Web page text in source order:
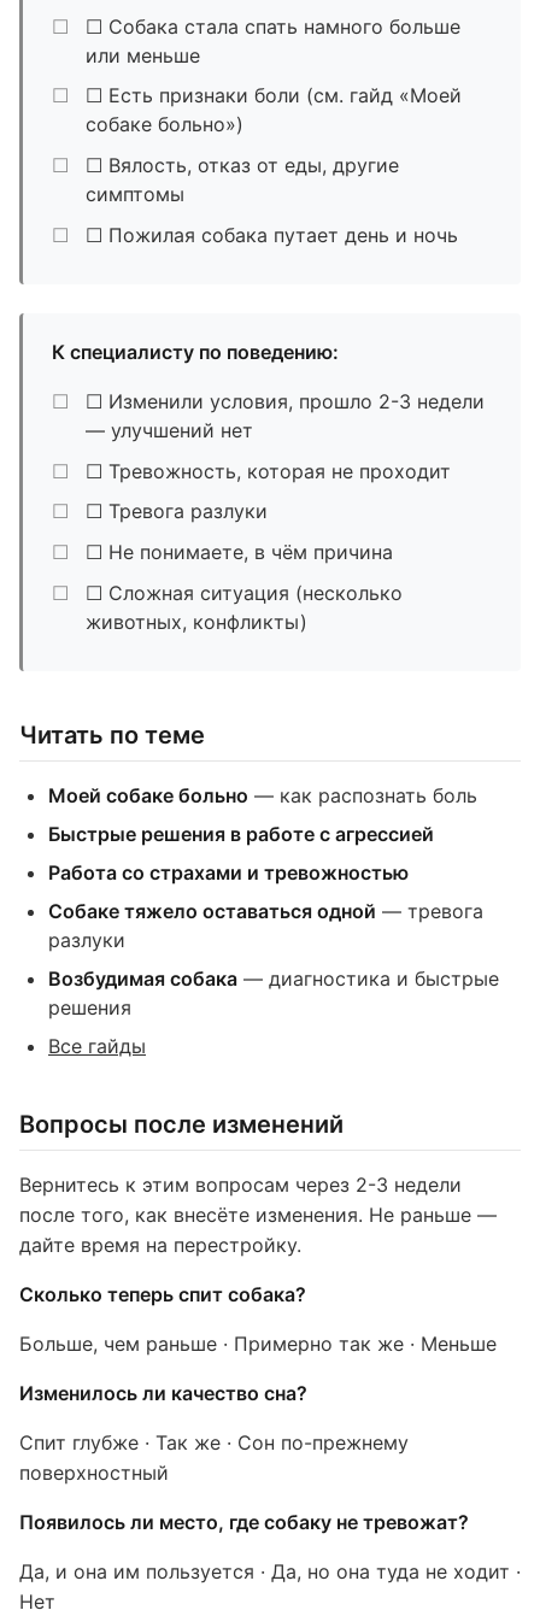
☐ Собака стала спать намного больше
или меньше
☐ Есть признаки боли (см. гайд «Моей
собаке больно»)
☐ Вялость, отказ от еды, другие
симптомы
☐ Пожилая собака путает день и ночь
К специалисту по поведению:
☐ Изменили условия, прошло 2-3 недели
— улучшений нет
☐ Тревожность, которая не проходит
☐ Тревога разлуки
☐ Не понимаете, в чём причина
☐ Сложная ситуация (несколько
животных, конфликты)
Читать по теме
Моей собаке больно — как распознать боль
Быстрые решения в работе с агрессией
Работа со страхами и тревожностью
Собаке тяжело оставаться одной — тревога
разлуки
Возбудимая собака — диагностика и быстрые
решения
Все гайды
Вопросы после изменений
Вернитесь к этим вопросам через 2-3 недели
после того, как внесёте изменения. Не раньше —
дайте время на перестройку.
Сколько теперь спит собака?
Больше, чем раньше · Примерно так же · Меньше
Изменилось ли качество сна?
Спит глубже · Так же · Сон по-прежнему
поверхностный
Появилось ли место, где собаку не тревожат?
Да, и она им пользуется · Да, но она туда не ходит ·
Нет